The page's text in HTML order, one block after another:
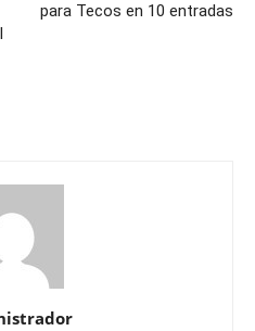
para Tecos en 10 entradas